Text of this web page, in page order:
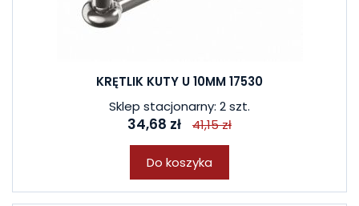
KRĘTLIK KUTY U 10MM 17530
Sklep stacjonarny: 2 szt.
34,68 zł 41,15 zł
Do koszyka